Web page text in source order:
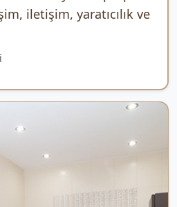
iletişim, yaratıcılık ve